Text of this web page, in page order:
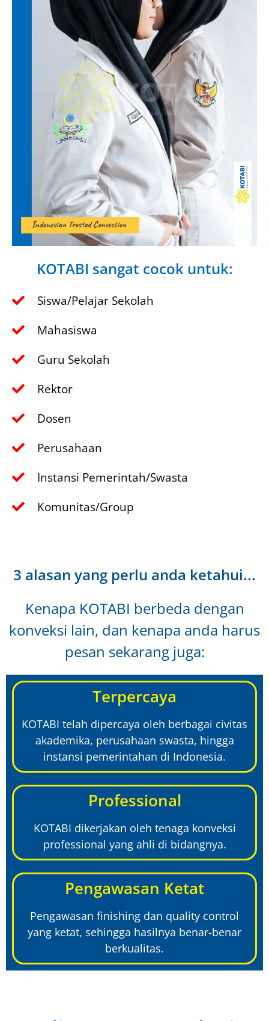
KOTABI sangat cocok untuk:
Siswa/Pelajar Sekolah
Mahasiswa
Guru Sekolah
Rektor
Dosen
Perusahaan
Instansi Pemerintah/Swasta
Komunitas/Group
3 alasan yang perlu anda ketahui...
Kenapa KOTABI berbeda dengan
konveksi lain, dan kenapa anda harus
pesan sekarang juga:
Terpercaya
KOTABI telah dipercaya oleh berbagai civitas
akademika, perusahaan swasta, hingga
instansi pemerintahan di Indonesia.
Professional
KOTABI dikerjakan oleh tenaga konveksi
professional yang ahli di bidangnya.
Pengawasan Ketat
Pengawasan finishing dan quality control
yang ketat, sehingga hasilnya benar-benar
berkualitas.